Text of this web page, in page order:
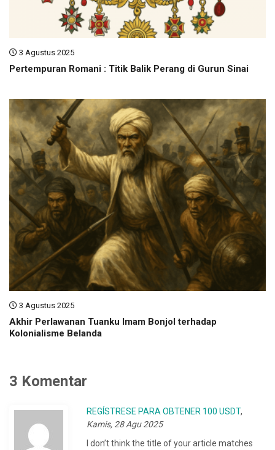
3 Agustus 2025
Pertempuran Romani : Titik Balik Perang di Gurun Sinai
3 Agustus 2025
Akhir Perlawanan Tuanku Imam Bonjol terhadap
Kolonialisme Belanda
3 Komentar
REGÍSTRESE PARA OBTENER 100 USDT,
Kamis, 28 Agu 2025
I don’t think the title of your article matches